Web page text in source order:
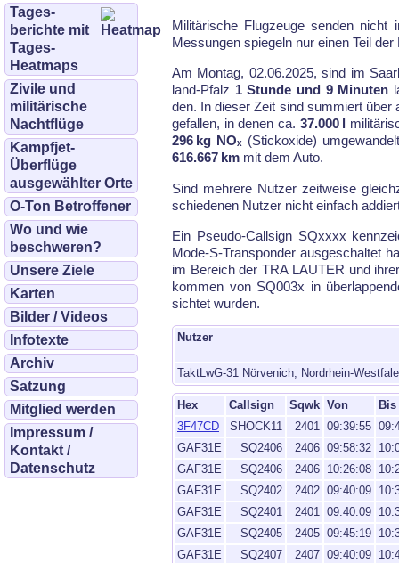
Tages­
berichte mit
Tages-
Heatmaps
Zivile und
militärische
Nachtflüge
Kampfjet-
Überflüge
ausgewählter Orte
O-Ton Betroffener
Wo und wie
beschweren?
Unsere Ziele
Karten
Bilder / Videos
Infotexte
Archiv
Satzung
Mitglied werden
Impressum /
Kontakt /
Datenschutz
Mi­li­tä­ri­sche Flug­zeu­ge sen­den nicht
Mes­sun­gen spie­geln nur ei­nen Teil der
Am Montag, 02.06.2025, sind im
land-Pfalz 1 Stunde und 9 Minuten
den. In die­ser Zeit sind sum­miert über
ge­fal­len, in de­nen ca. 37.000 l
296 kg NOₓ (Stick­oxi­de)
616.667 km mit dem Au­to.
Sind meh­re­re Nut­zer zeit­wei­se
schiede­nen Nut­zer nicht ein­fach
Ein Pseu­do-Call­sign SQxxxx
Mode-S-Trans­pon­der aus­ge­schal­tet
im Be­reich der TRA LAU­TER und
kom­men von SQ003x in
sich­tet wur­den.
Nutzer
TaktLwG-31 Nörvenich, Nordrhein-
Hex Callsign Sqwk Von
Bis
3F47CD
SHOCK11 2401 09:39:55
GAF31E
SQ2406 2406 09:58:32
GAF31E
SQ2406 2406 10:26:08
GAF31E
SQ2402 2402 09:40:09
GAF31E
SQ2401 2401 09:40:09
GAF31E
SQ2405 2405 09:45:19
GAF31E
SQ2407 2407 09:40:09